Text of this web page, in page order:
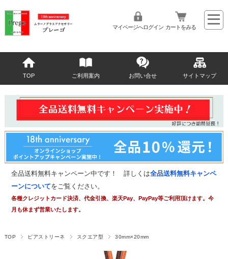
マイページへログイン カートをみる
TOP ご利用案内 お問い合せ サイトマップ
全品送料無料キャンペーン中です！ 詳しくは全品送料無料キャンペ
ーンについてをご覧ください。
各種クレジットカード決済、代金引換、楽天Pay、PayPay等ご利用頂けます。今
月も休まず営業いたします。
TOP ピアストリーネ スクエア型 30mm×20mm